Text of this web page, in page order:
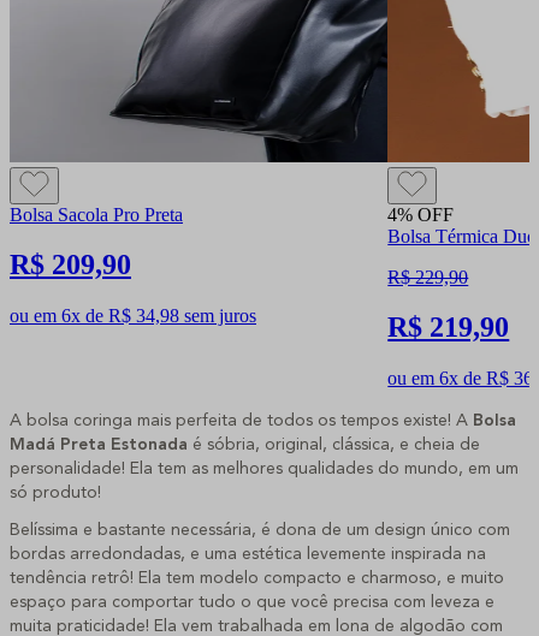
Bolsa Sacola Pro Preta
R$ 209,90
ou em 6x de R$ 34,98 sem juros
4% OFF
Bolsa Térmica Duo
R$ 229,90
R$ 219,90
ou em 6x de R$
A bolsa coringa mais perfeita de todos os tempos existe! A Bolsa
Madá Preta Estonada é sóbria, original, clássica, e cheia de
personalidade! Ela tem as melhores qualidades do mundo, em um
só produto!
Belíssima e bastante necessária, é dona de um design único com
bordas arredondadas, e uma estética levemente inspirada na
tendência retrô! Ela tem modelo compacto e charmoso, e muito
espaço para comportar tudo o que você precisa com leveza e
muita praticidade! Ela vem trabalhada em lona de algodão com